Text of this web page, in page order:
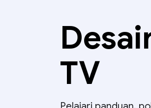
TV